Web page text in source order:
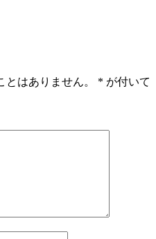
はありません。 * が付いて